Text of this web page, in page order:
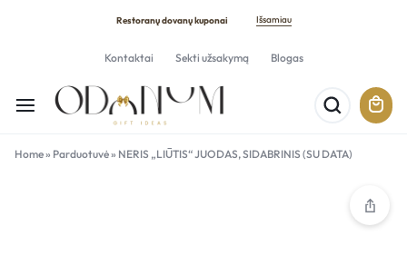
Restoranų dovanų kuponai Išsamiau
Kontaktai Sekti užsakymą Blogas
Home» Parduotuvė» NERIS „LIŪTIS“ JUODAS, SIDABRINIS (SU DATA)